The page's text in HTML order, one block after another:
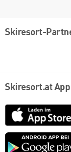
Skiresort-
Skiresort.at App
App
Store